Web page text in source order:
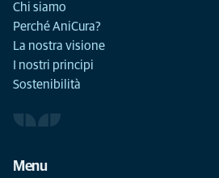
Chi siamo
Perché AniCura?
La nostra visione
I nostri principi
Sostenibilità
Menu